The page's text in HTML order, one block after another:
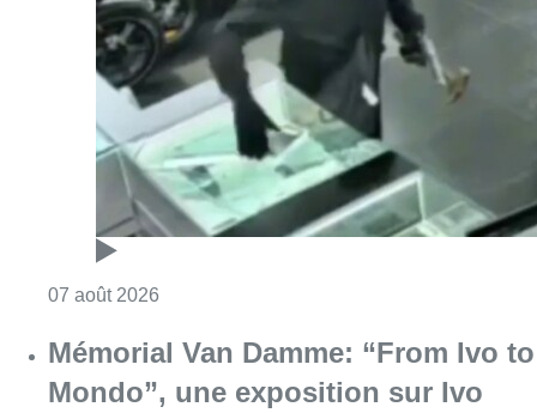
07 août 2026
Mémorial Van Damme: “From Ivo to
Mondo”, une exposition sur Ivo